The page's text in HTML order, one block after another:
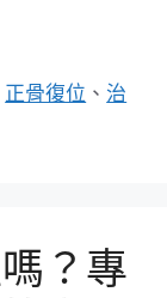
正骨復位 、 治
？專